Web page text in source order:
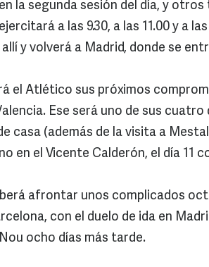
la segunda sesión del día, y
a las 9.30, a las 11.00 y a
y volverá a Madrid, donde se
el Atlético sus próximos
Ese será uno de sus
casa (además de la visita a
en el Vicente Calderón, el día 11
afrontar unos complicados
con el duelo de ida en
ocho días más tarde.